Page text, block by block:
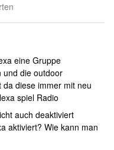
eine Gruppe
und die outdoor
diese immer mit neu
spiel Radio
auch deaktiviert
aktiviert? Wie kann man